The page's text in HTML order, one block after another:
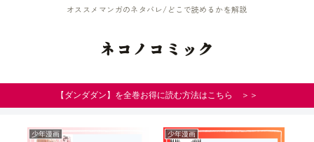
オススメマンガのネタバレ/どこで読めるかを解説
ネコノコミック
【ダンダダン】を全巻お得に読む方法はこちら ＞＞
少年漫画 少年漫画